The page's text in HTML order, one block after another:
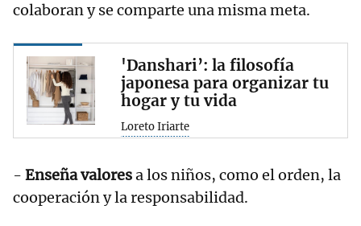
colaboran y se comparte una misma meta.
'Danshari’: la filosofía
japonesa para organizar tu
hogar y tu vida
Loreto Iriarte
- Enseña valoresa los niños, como el orden, la
cooperación y la responsabilidad.